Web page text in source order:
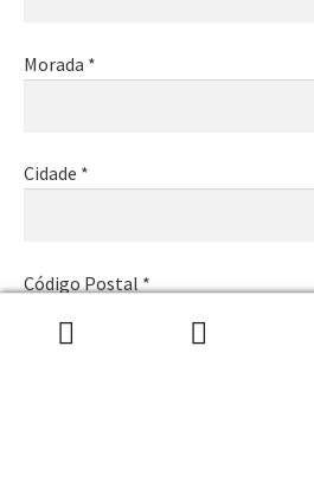
Pesquisar
Pesquisa
Morada *
Cidade *
Código Postal *